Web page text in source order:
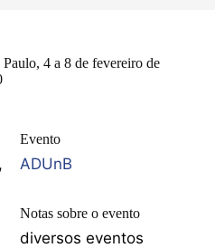
4 a 8 de fevereiro de
Evento
ADUnB
Notas sobre o evento
diversos eventos